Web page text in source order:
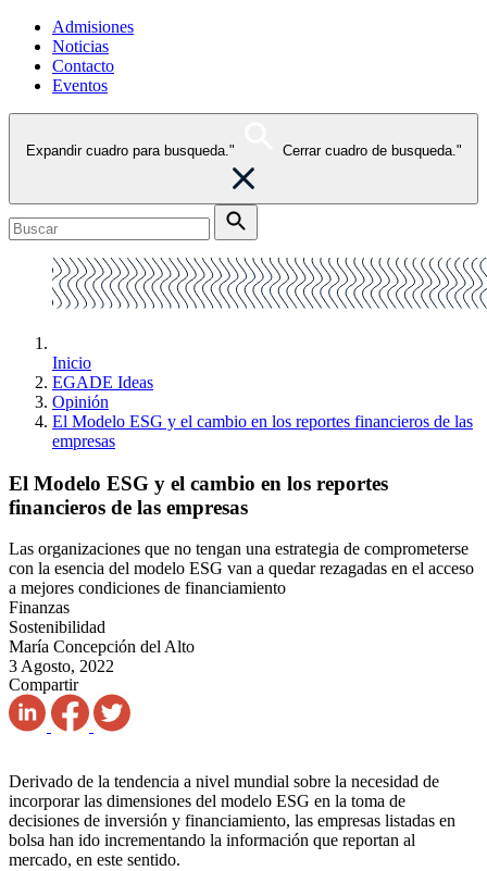
Admisiones
Noticias
Contacto
Eventos
Expandir cuadro para busqueda." Cerrar cuadro de busqueda."
Inicio
EGADE Ideas
Opinión
El Modelo ESG y el cambio en los reportes financieros de las
empresas
El Modelo ESG y el cambio en los reportes
financieros de las empresas
Las organizaciones que no tengan una estrategia de comprometerse
con la esencia del modelo ESG van a quedar rezagadas en el acceso
a mejores condiciones de financiamiento
Finanzas
Sostenibilidad
María Concepción del Alto
3 Agosto, 2022
Compartir
Derivado de la tendencia a nivel mundial sobre la necesidad de
incorporar las dimensiones del modelo ESG en la toma de
decisiones de inversión y financiamiento, las empresas listadas en
bolsa han ido incrementando la información que reportan al
mercado, en este sentido.